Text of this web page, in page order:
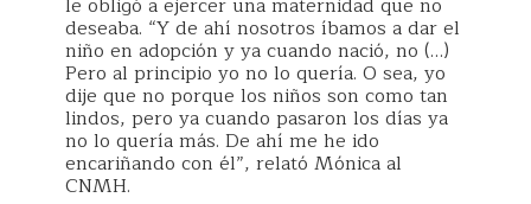
deseaba. “Y de ahí nosotros íbamos a dar el
niño en adopción y ya cuando nació, no (…)
Pero al principio yo no lo quería. O sea, yo
dije que no porque los niños son como tan
lindos, pero ya cuando pasaron los días ya
no lo quería más. De ahí me he ido
encariñando con él”, relató Mónica al
CNMH.